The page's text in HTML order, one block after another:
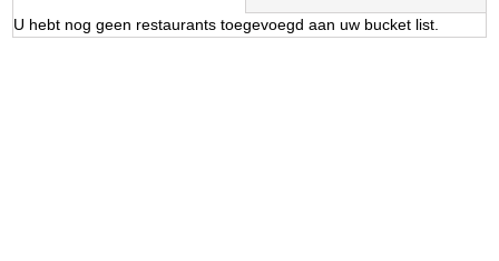
U hebt nog geen restaurants toegevoegd aan uw bucket list.